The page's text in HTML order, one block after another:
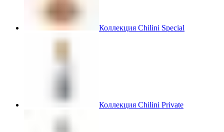
Коллекция Chilini Special
Коллекция Chilini Private